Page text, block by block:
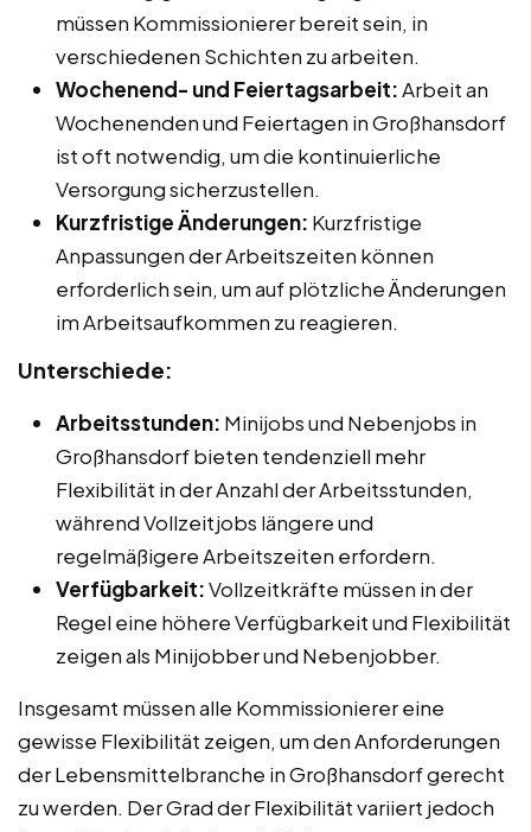
müssen Kommissionierer bereit sein, in
verschiedenen Schichten zu arbeiten.
Wochenend- und Feiertagsarbeit:Arbeit an
Wochenenden und Feiertagen in Großhansdorf
ist oft notwendig, um die kontinuierliche
Versorgung sicherzustellen.
Kurzfristige Änderungen: Kurzfristige
Anpassungen der Arbeitszeiten können
erforderlich sein, um auf plötzliche Änderungen
im Arbeitsaufkommen zu reagieren.
Unterschiede:
Arbeitsstunden: Minijobs und Nebenjobs in
Großhansdorf bieten tendenziell mehr
Flexibilität in der Anzahl der Arbeitsstunden,
während Vollzeitjobs längere und
regelmäßigere Arbeitszeiten erfordern.
Verfügbarkeit:Vollzeitkräfte müssen in der
Regel eine höhere Verfügbarkeit und Flexibilität
zeigen als Minijobber und Nebenjobber.
Insgesamt müssen alle Kommissionierer eine
gewisse Flexibilität zeigen, um den Anforderungen
der Lebensmittelbranche in Großhansdorf gerecht
zu werden. Der Grad der Flexibilität variiert jedoch